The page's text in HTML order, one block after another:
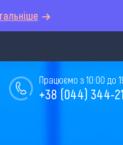
Працюємо з 10:00 до
+38 (044) 344-